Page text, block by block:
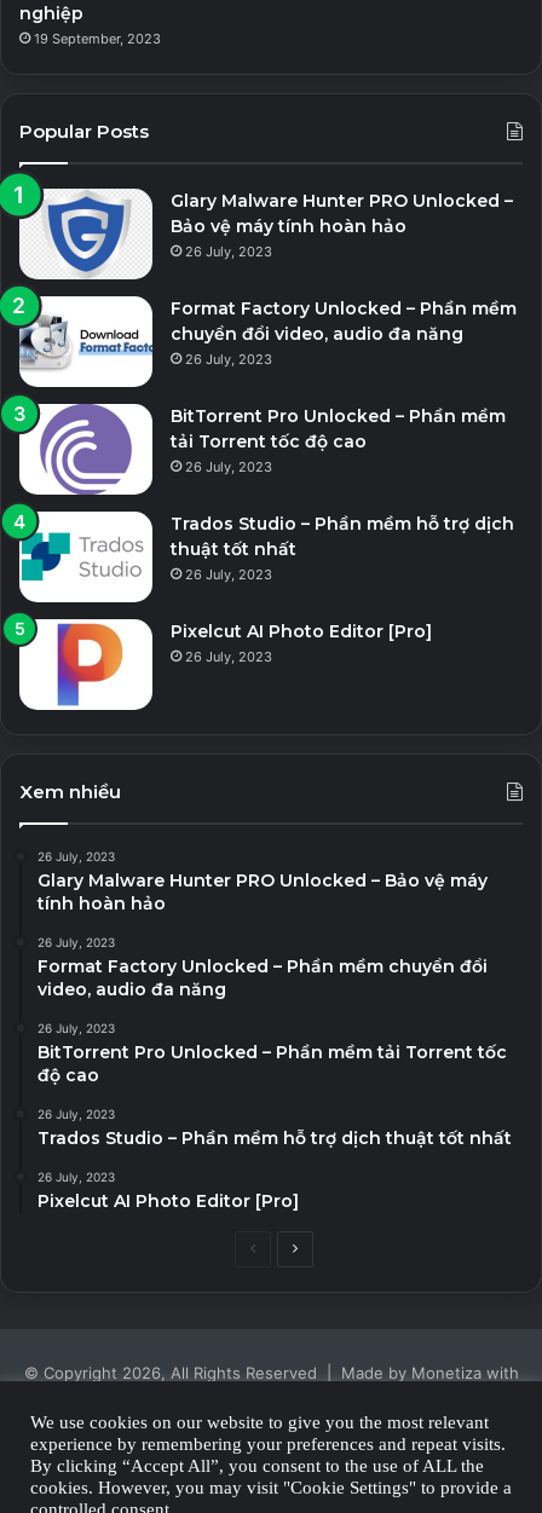
nghiệp
19 September, 2023
Popular Posts
Glary Malware Hunter PRO Unlocked –
Bảo vệ máy tính hoàn hảo
26 July, 2023
Format Factory Unlocked – Phần mềm
chuyển đổi video, audio đa năng
26 July, 2023
BitTorrent Pro Unlocked – Phần mềm
tải Torrent tốc độ cao
26 July, 2023
Trados Studio – Phần mềm hỗ trợ dịch
thuật tốt nhất
26 July, 2023
Pixelcut AI Photo Editor [Pro]
26 July, 2023
Xem nhiều
26 July, 2023
Glary Malware Hunter PRO Unlocked – Bảo vệ máy
tính hoàn hảo
26 July, 2023
Format Factory Unlocked – Phần mềm chuyển đổi
video, audio đa năng
26 July, 2023
BitTorrent Pro Unlocked – Phần mềm tải Torrent tốc
độ cao
26 July, 2023
Trados Studio – Phần mềm hỗ trợ dịch thuật tốt nhất
26 July, 2023
Pixelcut AI Photo Editor [Pro]
PreviousNext
© Copyright 2026, All Rights Reserved | Made by Monetiza with
Privacy Policy
We use cookies on our website to give you the most relevant
experience by remembering your preferences and repeat visits.
By clicking “Accept All”, you consent to the use of ALL the
cookies. However, you may visit "Cookie Settings" to provide a